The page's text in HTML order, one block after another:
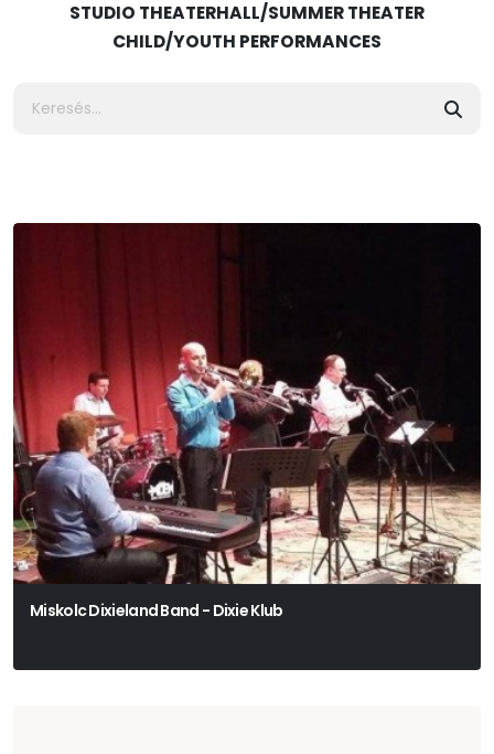
STUDIO THEATERHALL/SUMMER THEATER
CHILD/YOUTH PERFORMANCES
Miskolc Dixieland Band - Dixie Klub